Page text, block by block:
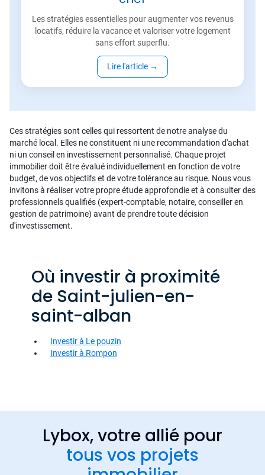
Les stratégies essentielles pour augmenter vos revenus
locatifs, réduire la vacance et valoriser votre logement
sans effort superflu.
Lire l'article →
Ces stratégies sont celles qui ressortent de notre analyse du
marché local. Elles ne constituent ni une recommandation d'achat
ni un conseil en investissement personnalisé. Chaque projet
immobilier doit être évalué individuellement en fonction de votre
budget, de vos objectifs et de votre tolérance au risque. Nous vous
invitons à réaliser votre propre étude approfondie et à consulter des
professionnels qualifiés (expert-comptable, notaire, conseiller en
gestion de patrimoine) avant de prendre toute décision
d'investissement.
Où investir à proximité
de Saint-julien-en-
saint-alban
Investir à Le pouzin
Investir à Rompon
Lybox, votre allié pour
tous vos projets